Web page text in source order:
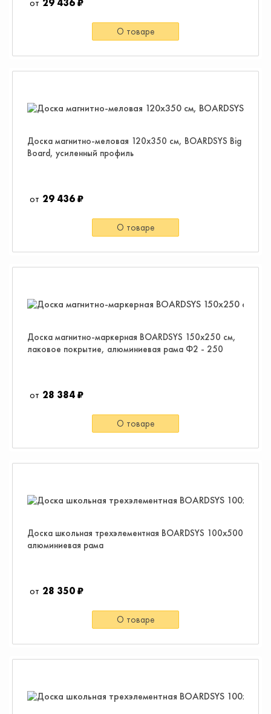
29 436 ₽
О товаре
Доска магнитно-меловая 120х350 см, BOARDSYS Big
Board, усиленный профиль
29 436 ₽
О товаре
Доска магнитно-маркерная BOARDSYS 150х250 см,
лаковое покрытие, алюминиевая рама Ф2 - 250
28 384 ₽
О товаре
Доска школьная трехэлементная BOARDSYS 100x500
алюминиевая рама
28 350 ₽
О товаре